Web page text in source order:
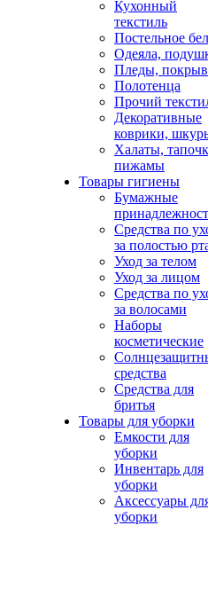
Кухонный
текстиль
Постельное
Одеяла,
Пледы,
Полотенца
Прочий
Декоративные
коврики,
Халаты,
пижамы
Товары гигиены
Бумажные
Средства по
за полостью
Уход за телом
Уход за лицом
Средства по
за волосами
Наборы
косметические
средства
Средства для
бритья
Товары для уборки
Емкости для
уборки
Инвентарь для
уборки
Аксессуары
уборки